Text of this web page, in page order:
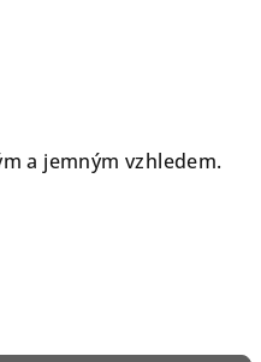
a jemným vzhledem.